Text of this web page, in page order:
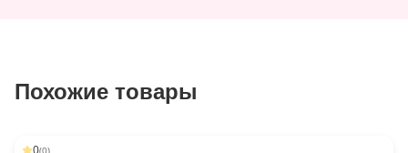
Похожие товары
(0)